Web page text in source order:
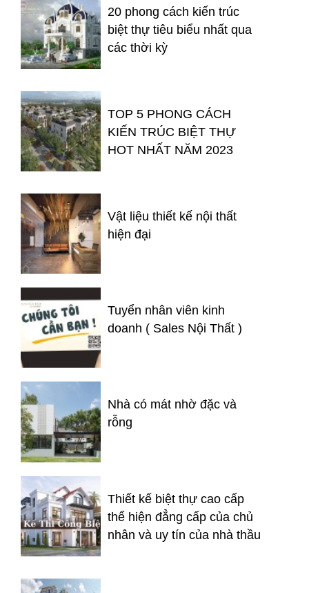
20 phong cách kiến trúc
biệt thự tiêu biểu nhất qua
các thời kỳ
TOP 5 PHONG CÁCH
KIẾN TRÚC BIỆT THỰ
HOT NHẤT NĂM 2023
Vật liệu thiết kế nội thất
hiện đại
Tuyển nhân viên kinh
doanh ( Sales Nội Thất )
Nhà có mát nhờ đặc và
rỗng
Thiết kế biệt thự cao cấp
thể hiện đẳng cấp của chủ
nhân và uy tín của nhà thầu